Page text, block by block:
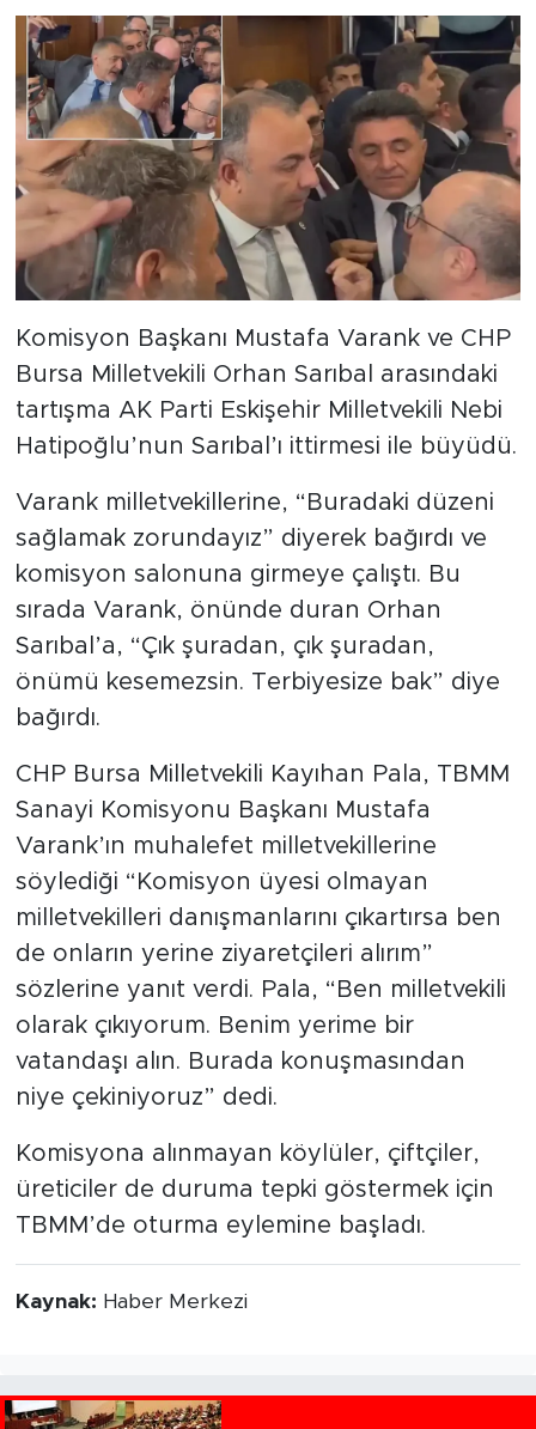
Komisyon Başkanı Mustafa Varank ve CHP
Bursa Milletvekili Orhan Sarıbal arasındaki
tartışma AK Parti Eskişehir Milletvekili Nebi
Hatipoğlu’nun Sarıbal’ı ittirmesi ile büyüdü.
Varank milletvekillerine, “Buradaki düzeni
sağlamak zorundayız” diyerek bağırdı ve
komisyon salonuna girmeye çalıştı. Bu
sırada Varank, önünde duran Orhan
Sarıbal’a, “Çık şuradan, çık şuradan,
önümü kesemezsin. Terbiyesize bak” diye
bağırdı.
CHP Bursa Milletvekili Kayıhan Pala, TBMM
Sanayi Komisyonu Başkanı Mustafa
Varank’ın muhalefet milletvekillerine
söylediği “Komisyon üyesi olmayan
milletvekilleri danışmanlarını çıkartırsa ben
de onların yerine ziyaretçileri alırım”
sözlerine yanıt verdi. Pala, “Ben milletvekili
olarak çıkıyorum. Benim yerime bir
vatandaşı alın. Burada konuşmasından
niye çekiniyoruz” dedi.
Komisyona alınmayan köylüler, çiftçiler,
üreticiler de duruma tepki göstermek için
TBMM’de oturma eylemine başladı.
Kaynak: Haber Merkezi